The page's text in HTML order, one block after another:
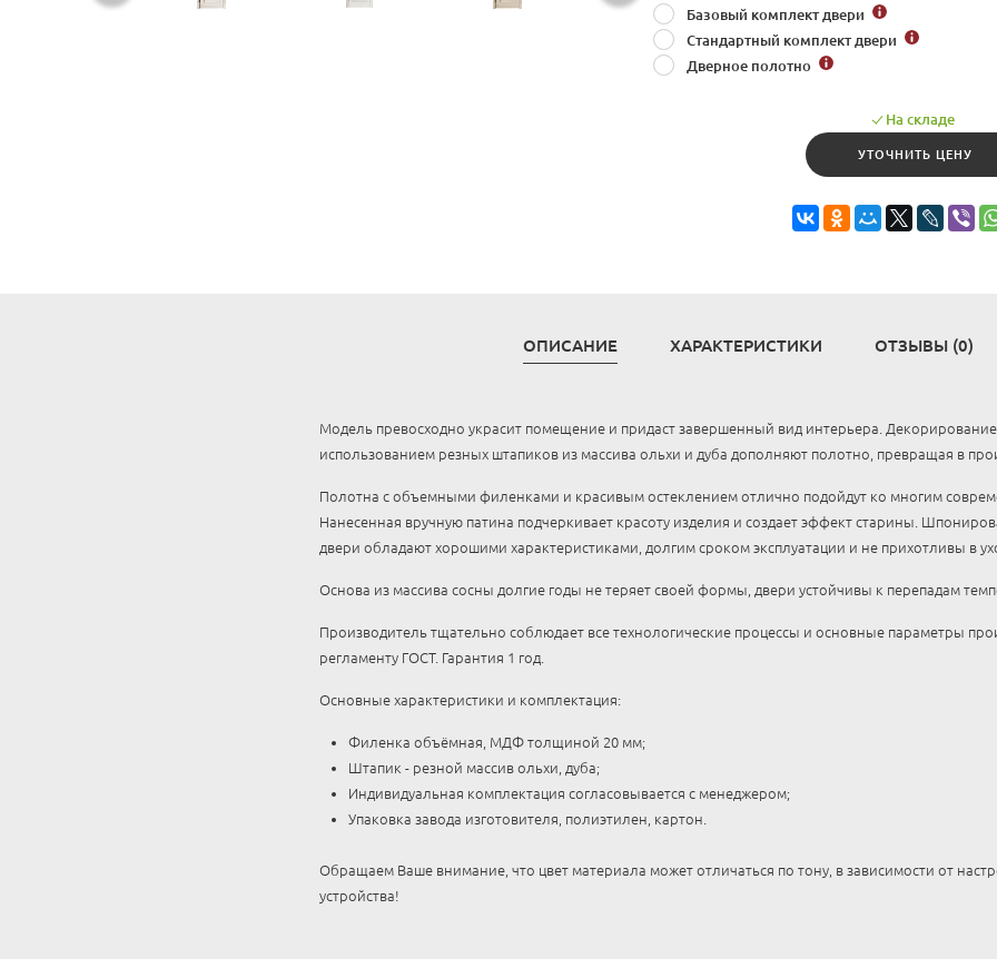
Базовый комплект двери
Стандартный комплект двери
Дверное полотно
На складе
УТОЧНИТЬ ЦЕНУ
ОПИСАНИЕ ХАРАКТЕРИСТИКИ ОТЗЫВЫ (0)
Модель превосходно украсит помещение и придаст завершенный вид интерьера.
использованием резных штапиков из массива ольхи и дуба дополняют полотно, превращая в
Полотна с объемными филенками и красивым остеклением отлично подойдут ко многим
Нанесенная вручную патина подчеркивает красоту изделия и создает эффект старины.
двери обладают хорошими характеристиками, долгим сроком эксплуатации и не прихотливы в
Основа из массива сосны долгие годы не теряет своей формы, двери устойчивы к перепадам
Производитель тщательно соблюдает все технологические процессы и основные параметры
регламенту ГОСТ. Гарантия 1 год.
Основные характеристики и комплектация:
Филенка объёмная, МДФ толщиной 20 мм;
Штапик - резной массив ольхи, дуба;
Индивидуальная комплектация согласовывается с менеджером;
Упаковка завода изготовителя, полиэтилен, картон.
Обращаем Ваше внимание, что цвет материала может отличаться по тону, в зависимости от
устройства!